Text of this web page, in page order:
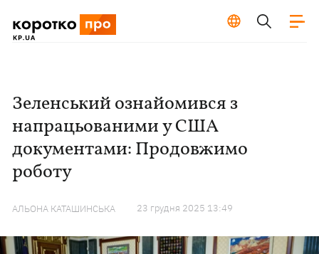
Зеленський ознайомився з
напрацьованими у США
документами: Продовжимо
роботу
АЛЬОНА КАТАШИНСЬКА 23 грудня 2025 13:49